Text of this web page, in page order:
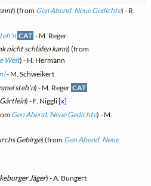
) (from Gen Abend. Neue Gedichte) - R.
CAT - M. Reger
nicht schlafen kann) (from
Welt) - H. Hermann
- M. Schweikert
steh'n) - M. Reger CAT
) - F. Niggli[x]
Gen Abend. Neue Gedichte) - M.
Gebirge) (from Gen Abend. Neue
Jäger) - A. Bungert